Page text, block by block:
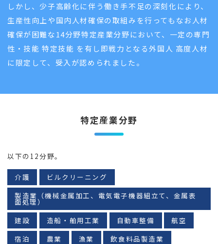
しかし、少子高齢化に伴う働き手不足の深刻化により、
生産性向上や国内人材確保の取組みを行ってもなお人材
確保が困難な14分野特定産業分野において、一定の専門
性・技能 特定技能 を有し即戦力となる外国人 高度人材
に限定して、受入が認められました。
特定産業分野
以下の12分野。
介護
ビルクリーニング
製造業（機械金属加工、電気電子機器組立て、金属表
面処理）
建設
造船・舶用工業 自動車整備
航空
宿泊
農業 漁業
飲食料品製造業